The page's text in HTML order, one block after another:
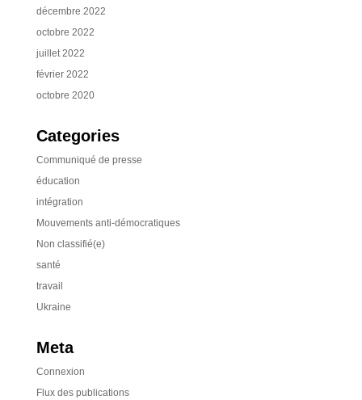
décembre 2022
octobre 2022
juillet 2022
février 2022
octobre 2020
Categories
Communiqué de presse
éducation
intégration
Mouvements anti-démocratiques
Non classifié(e)
santé
travail
Ukraine
Meta
Connexion
Flux des publications